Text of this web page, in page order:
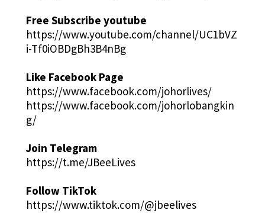
Free Subscribe youtube
https://www.youtube.com/channel/UC1bVZ
i-Tf0iOBDgBh3B4nBg
Like Facebook Page
https://www.facebook.com/johorlives/
https://www.facebook.com/johorlobangkin
g/
Join Telegram
https://t.me/JBeeLives
Follow TikTok
https://www.tiktok.com/@jbeelives